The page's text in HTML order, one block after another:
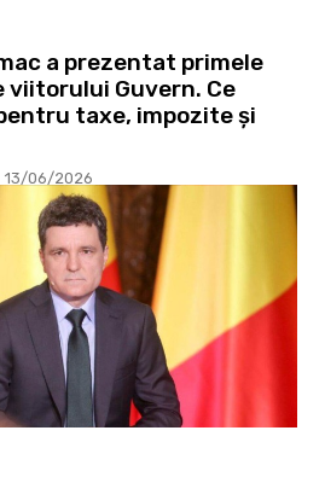
a prezentat primele
viitorului Guvern. Ce
taxe, impozite și
13/06/2026